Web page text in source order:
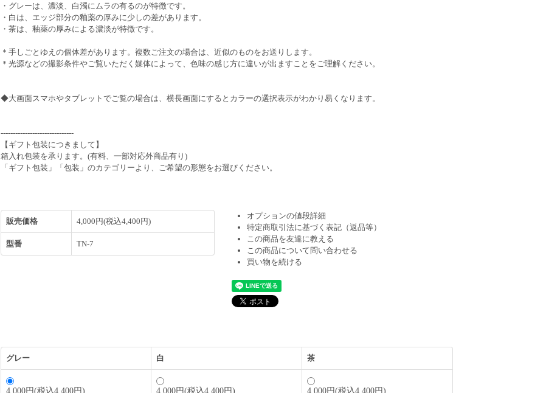
・グレーは、濃淡、白濁にムラの有るのが特徴です。
・白は、エッジ部分の釉薬の厚みに少しの差があります。
・茶は、釉薬の厚みによる濃淡が特徴です。
＊手しごとゆえの個体差があります。複数ご注文の場合は、近似のものをお送りします。
＊光源などの撮影条件やご覧いただく媒体によって、色味の感じ方に違いが出ますことをご理解ください。
◆大画面スマホやタブレットでご覧の場合は、横長画面にするとカラーの選択表示がわかり易くなります。
------------------------------
【ギフト包装につきまして】
箱入れ包装を承ります。(有料、一部対応外商品有り)
「ギフト包装」「包装」のカテゴリーより、ご希望の形態をお選びください。
販売価格 4,000円(税込4,400円)
型番 TN-7
オプションの値段詳細
特定商取引法に基づく表記（返品等）
この商品を友達に教える
この商品について問い合わせる
買い物を続ける
グレー 白 茶
4,000円(税込4,400円) 4,000円(税込4,400円) 4,000円(税込4,400円)